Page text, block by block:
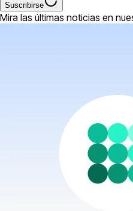
Suscribirse
Mira las últimas noticias en